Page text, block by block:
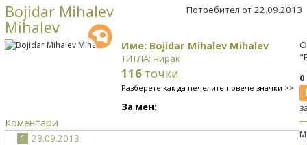
Bojidar Mihalev
Mihalev
Потребител от 22.09.2013
Име: Bojidar Mihalev Mihalev
ТИТЛА: Чирак
116 точки
Разберете как да печелите повече значки >>
За мен:
Коментари
1
23.09.2013